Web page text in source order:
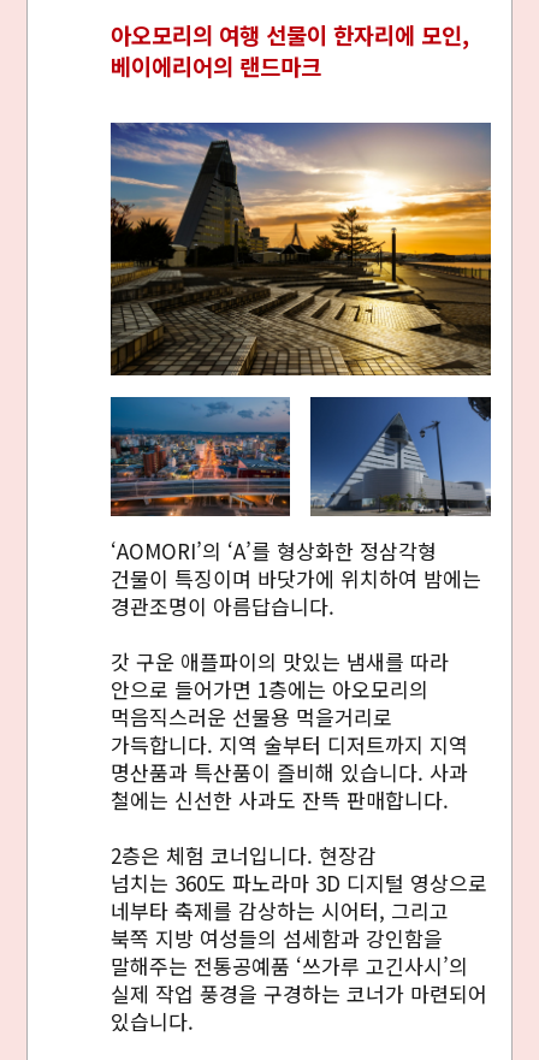
아오모리의 여행 선물이 한자리에 모인,
베이에리어의 랜드마크
‘AOMORI’의 ‘A’를 형상화한 정삼각형
건물이 특징이며 바닷가에 위치하여 밤에는
경관조명이 아름답습니다.
갓 구운 애플파이의 맛있는 냄새를 따라
안으로 들어가면 1층에는 아오모리의
먹음직스러운 선물용 먹을거리로
가득합니다. 지역 술부터 디저트까지 지역
명산품과 특산품이 즐비해 있습니다. 사과
철에는 신선한 사과도 잔뜩 판매합니다.
2층은 체험 코너입니다. 현장감
넘치는 360도 파노라마 3D 디지털 영상으로
네부타 축제를 감상하는 시어터, 그리고
북쪽 지방 여성들의 섬세함과 강인함을
말해주는 전통공예품 ‘쓰가루 고긴사시’의
실제 작업 풍경을 구경하는 코너가 마련되어
있습니다.